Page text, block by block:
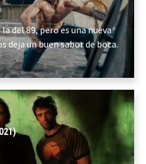
del 89, pero es una nueva
deja un buen sabor de boca.